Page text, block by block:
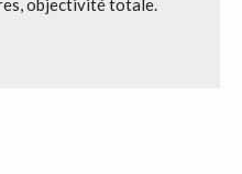
objectivité totale.